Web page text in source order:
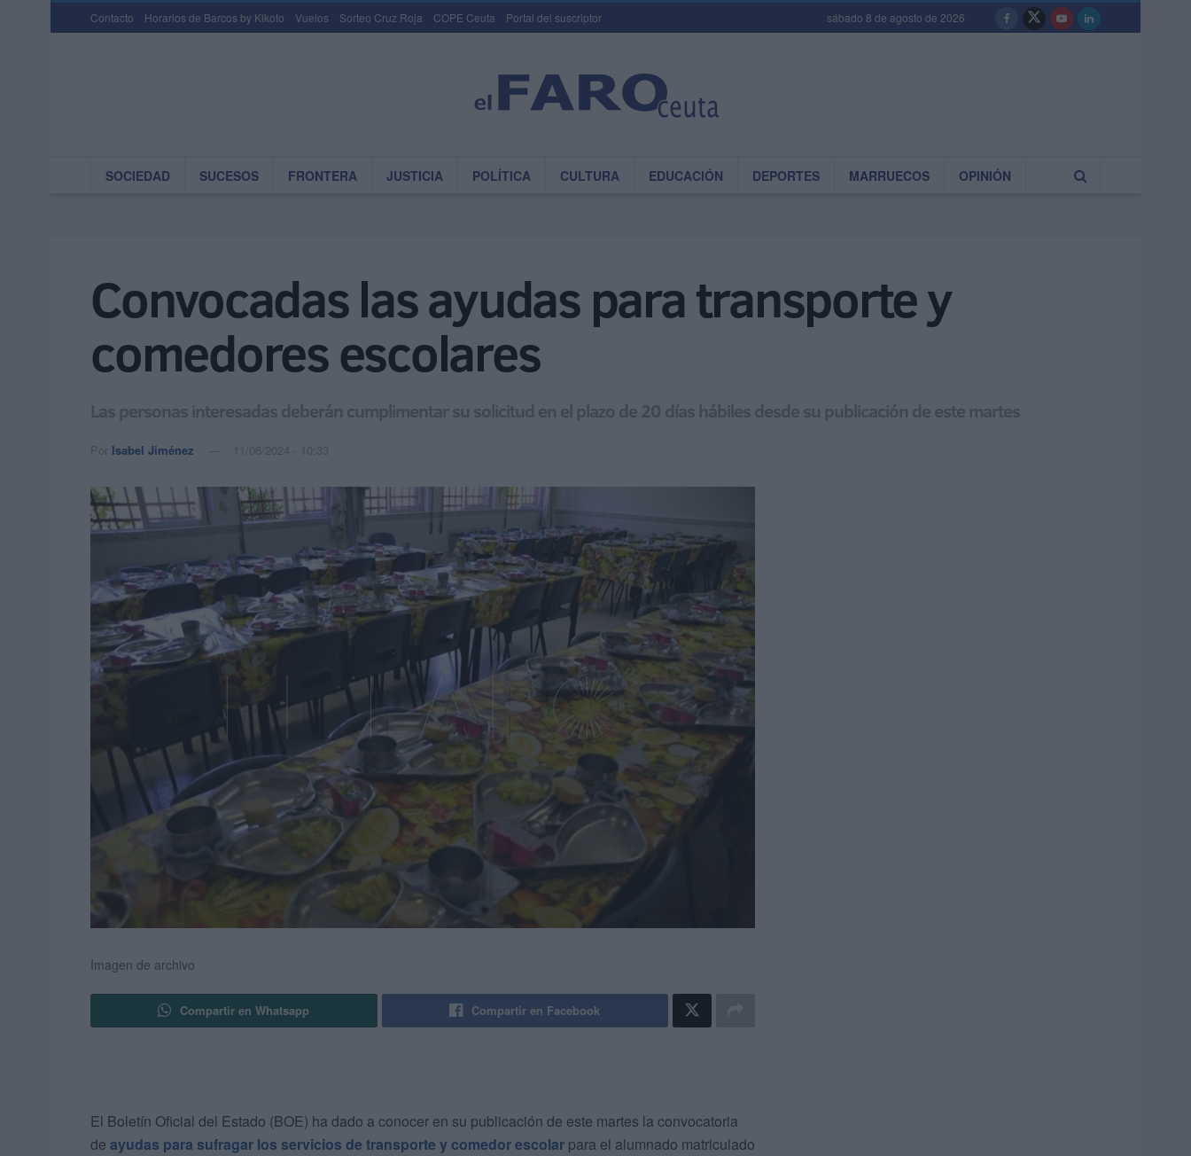
Contacto Horarios de Barcos by Kikoto Vuelos Sorteo Cruz Roja COPE Ceuta Portal del suscriptor sábado 8 de agosto de 2026
SOCIEDAD SUCESOS FRONTERA JUSTICIA POLÍTICA CULTURA EDUCACIÓN DEPORTES MARRUECOS OPINIÓN
Convocadas las ayudas para transporte y
comedores escolares
Las personas interesadas deberán cumplimentar su solicitud en el plazo de 20 días hábiles desde su publicación de este martes
Por Isabel Jiménez 11/06/2024 - 10:33
Imagen de archivo
Compartir en Whatsapp Compartir en Facebook
El Boletín Oficial del Estado (BOE) ha dado a conocer en su publicación de este martes la convocatoria
de ayudas para sufragar los servicios de transporte y comedor escolar para el alumnado matriculado